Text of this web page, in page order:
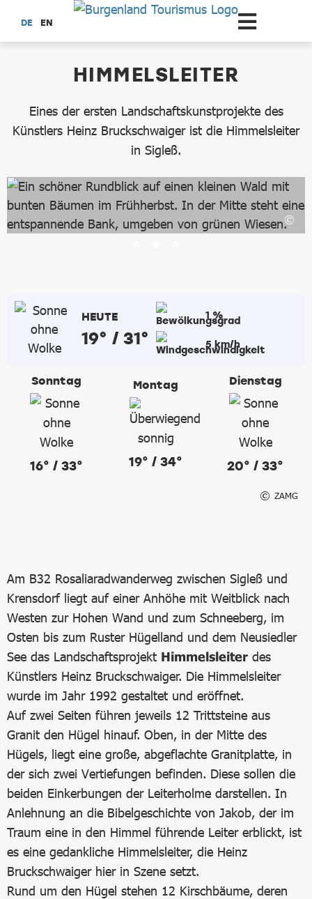
Zum Hauptinhalt springen
DE EN
HIMMELSLEITER
Eines der ersten Landschaftskunstprojekte des
Künstlers Heinz Bruckschwaiger ist die Himmelsleiter
in Sigleß.
HEUTE
19° / 31°
1 %
5 km/h
Sonntag
16° / 33°
Montag
19° / 34°
Dienstag
20° / 33°
ZAMG
Am B32 Rosaliaradwanderweg zwischen Sigleß und
Krensdorf liegt auf einer Anhöhe mit Weitblick nach
Westen zur Hohen Wand und zum Schneeberg, im
Osten bis zum Ruster Hügelland und dem Neusiedler
See das Landschaftsprojekt Himmelsleiter des
Künstlers Heinz Bruckschwaiger. Die Himmelsleiter
wurde im Jahr 1992 gestaltet und eröffnet.
Auf zwei Seiten führen jeweils 12 Trittsteine aus
Granit den Hügel hinauf. Oben, in der Mitte des
Hügels, liegt eine große, abgeflachte Granitplatte, in
der sich zwei Vertiefungen befinden. Diese sollen die
beiden Einkerbungen der Leiterholme darstellen. In
Anlehnung an die Bibelgeschichte von Jakob, der im
Traum eine in den Himmel führende Leiter erblickt, ist
es eine gedankliche Himmelsleiter, die Heinz
Bruckschwaiger hier in Szene setzt.
Rund um den Hügel stehen 12 Kirschbäume, deren